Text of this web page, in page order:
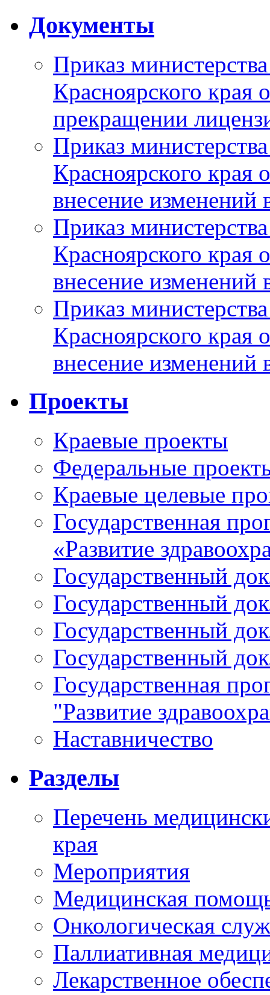
Документы
Приказ
Красноярского
прекращении
Приказ
Красноярского
внесение изменений
Приказ
Красноярского
внесение изменений
Приказ
Красноярского
внесение изменений
Проекты
Краевые проекты
Федеральные
Краевые целевые
Государственная
«Развитие
Государственный
Государственный
Государственный
Государственный
Государственная
"Развитие
Наставничество
Разделы
Перечень
края
Мероприятия
Медицинская
Онкологическая
Паллиативная
Лекарственное